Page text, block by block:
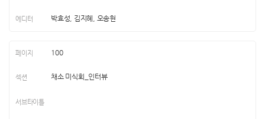
박효성, 김지혜, 오송현
100
채소 미식회_인터뷰